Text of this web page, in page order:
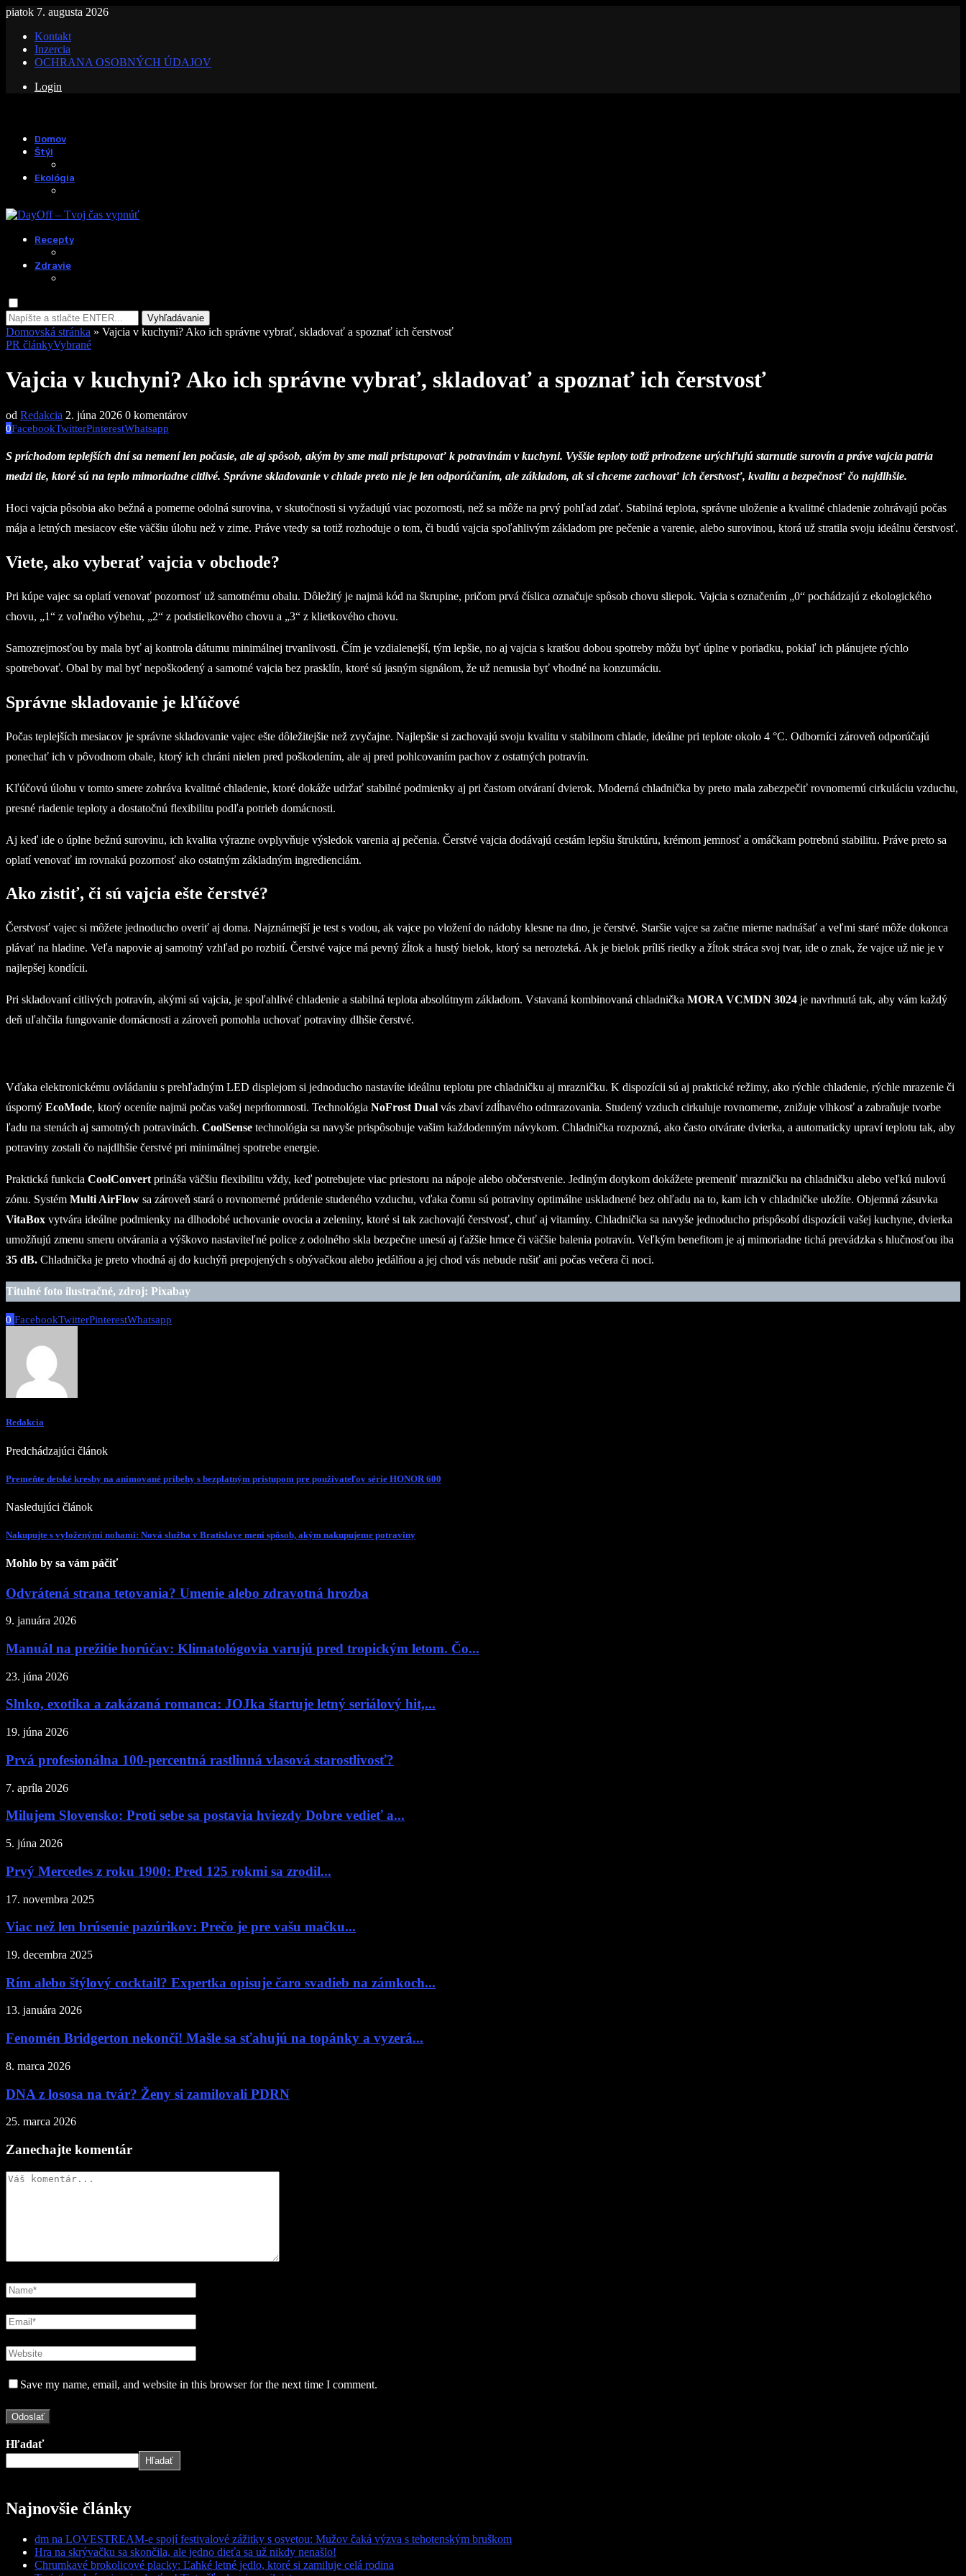
piatok 7. augusta 2026
Kontakt
Inzercia
OCHRANA OSOBNÝCH ÚDAJOV
Login
Domov
Štýl
Ekológia
Recepty
Zdravie
Vyhľadávanie
Domovská stránka » Vajcia v kuchyni? Ako ich správne vybrať, skladovať a spoznať ich čerstvosť
PR článkyVybrané
Vajcia v kuchyni? Ako ich správne vybrať, skladovať a spoznať ich čerstvosť
od Redakcia 2. júna 2026 0 komentárov
0FacebookTwitterPinterestWhatsapp
S príchodom teplejších dní sa nemení len počasie, ale aj spôsob, akým by sme mali pristupovať k potravinám v kuchyni. Vyššie teploty totiž prirodzene urýchľujú starnutie surovín a práve vajcia patria
medzi tie, ktoré sú na teplo mimoriadne citlivé. Správne skladovanie v chlade preto nie je len odporúčaním, ale základom, ak si chceme zachovať ich čerstvosť, kvalitu a bezpečnosť čo najdlhšie.
Hoci vajcia pôsobia ako bežná a pomerne odolná surovina, v skutočnosti si vyžadujú viac pozornosti, než sa môže na prvý pohľad zdať. Stabilná teplota, správne uloženie a kvalitné chladenie zohrávajú počas
mája a letných mesiacov ešte väčšiu úlohu než v zime. Práve vtedy sa totiž rozhoduje o tom, či budú vajcia spoľahlivým základom pre pečenie a varenie, alebo surovinou, ktorá už stratila svoju ideálnu čerstvosť.
Viete, ako vyberať vajcia v obchode?
Pri kúpe vajec sa oplatí venovať pozornosť už samotnému obalu. Dôležitý je najmä kód na škrupine, pričom prvá číslica označuje spôsob chovu sliepok. Vajcia s označením „0“ pochádzajú z ekologického
chovu, „1“ z voľného výbehu, „2“ z podstielkového chovu a „3“ z klietkového chovu.
Samozrejmosťou by mala byť aj kontrola dátumu minimálnej trvanlivosti. Čím je vzdialenejší, tým lepšie, no aj vajcia s kratšou dobou spotreby môžu byť úplne v poriadku, pokiaľ ich plánujete rýchlo
spotrebovať. Obal by mal byť nepoškodený a samotné vajcia bez prasklín, ktoré sú jasným signálom, že už nemusia byť vhodné na konzumáciu.
Správne skladovanie je kľúčové
Počas teplejších mesiacov je správne skladovanie vajec ešte dôležitejšie než zvyčajne. Najlepšie si zachovajú svoju kvalitu v stabilnom chlade, ideálne pri teplote okolo 4 °C. Odborníci zároveň odporúčajú
ponechať ich v pôvodnom obale, ktorý ich chráni nielen pred poškodením, ale aj pred pohlcovaním pachov z ostatných potravín.
Kľúčovú úlohu v tomto smere zohráva kvalitné chladenie, ktoré dokáže udržať stabilné podmienky aj pri častom otváraní dvierok. Moderná chladnička by preto mala zabezpečiť rovnomernú cirkuláciu vzduchu,
presné riadenie teploty a dostatočnú flexibilitu podľa potrieb domácnosti.
Aj keď ide o úplne bežnú surovinu, ich kvalita výrazne ovplyvňuje výsledok varenia aj pečenia. Čerstvé vajcia dodávajú cestám lepšiu štruktúru, krémom jemnosť a omáčkam potrebnú stabilitu. Práve preto sa
oplatí venovať im rovnakú pozornosť ako ostatným základným ingredienciám.
Ako zistiť, či sú vajcia ešte čerstvé?
Čerstvosť vajec si môžete jednoducho overiť aj doma. Najznámejší je test s vodou, ak vajce po vložení do nádoby klesne na dno, je čerstvé. Staršie vajce sa začne mierne nadnášať a veľmi staré môže dokonca
plávať na hladine. Veľa napovie aj samotný vzhľad po rozbití. Čerstvé vajce má pevný žĺtok a hustý bielok, ktorý sa nerozteká. Ak je bielok príliš riedky a žĺtok stráca svoj tvar, ide o znak, že vajce už nie je v
najlepšej kondícii.
Pri skladovaní citlivých potravín, akými sú vajcia, je spoľahlivé chladenie a stabilná teplota absolútnym základom. Vstavaná kombinovaná chladnička MORA VCMDN 3024 je navrhnutá tak, aby vám každý
deň uľahčila fungovanie domácnosti a zároveň pomohla uchovať potraviny dlhšie čerstvé.
Vďaka elektronickému ovládaniu s prehľadným LED displejom si jednoducho nastavíte ideálnu teplotu pre chladničku aj mrazničku. K dispozícii sú aj praktické režimy, ako rýchle chladenie, rýchle mrazenie či
úsporný EcoMode, ktorý oceníte najmä počas vašej neprítomnosti. Technológia NoFrost Dual vás zbaví zdĺhavého odmrazovania. Studený vzduch cirkuluje rovnomerne, znižuje vlhkosť a zabraňuje tvorbe
ľadu na stenách aj samotných potravinách. CoolSense technológia sa navyše prispôsobuje vašim každodenným návykom. Chladnička rozpozná, ako často otvárate dvierka, a automaticky upraví teplotu tak, aby
potraviny zostali čo najdlhšie čerstvé pri minimálnej spotrebe energie.
Praktická funkcia CoolConvert prináša väčšiu flexibilitu vždy, keď potrebujete viac priestoru na nápoje alebo občerstvenie. Jediným dotykom dokážete premeniť mrazničku na chladničku alebo veľkú nulovú
zónu. Systém Multi AirFlow sa zároveň stará o rovnomerné prúdenie studeného vzduchu, vďaka čomu sú potraviny optimálne uskladnené bez ohľadu na to, kam ich v chladničke uložíte. Objemná zásuvka
VitaBox vytvára ideálne podmienky na dlhodobé uchovanie ovocia a zeleniny, ktoré si tak zachovajú čerstvosť, chuť aj vitamíny. Chladnička sa navyše jednoducho prispôsobí dispozícii vašej kuchyne, dvierka
umožňujú zmenu smeru otvárania a výškovo nastaviteľné police z odolného skla bezpečne unesú aj ťažšie hrnce či väčšie balenia potravín. Veľkým benefitom je aj mimoriadne tichá prevádzka s hlučnosťou iba
35 dB. Chladnička je preto vhodná aj do kuchýň prepojených s obývačkou alebo jedálňou a jej chod vás nebude rušiť ani počas večera či noci.
Titulné foto ilustračné, zdroj: Pixabay
0 FacebookTwitterPinterestWhatsapp
Redakcia
Predchádzajúci článok
Premeňte detské kresby na animované príbehy s bezplatným prístupom pre používateľov série HONOR 600
Nasledujúci článok
Nakupujte s vyloženými nohami: Nová služba v Bratislave mení spôsob, akým nakupujeme potraviny
Mohlo by sa vám páčiť
Odvrátená strana tetovania? Umenie alebo zdravotná hrozba
9. januára 2026
Manuál na prežitie horúčav: Klimatológovia varujú pred tropickým letom. Čo...
23. júna 2026
Slnko, exotika a zakázaná romanca: JOJka štartuje letný seriálový hit,...
19. júna 2026
Prvá profesionálna 100-percentná rastlinná vlasová starostlivosť?
7. apríla 2026
Milujem Slovensko: Proti sebe sa postavia hviezdy Dobre vedieť a...
5. júna 2026
Prvý Mercedes z roku 1900: Pred 125 rokmi sa zrodil...
17. novembra 2025
Viac než len brúsenie pazúrikov: Prečo je pre vašu mačku...
19. decembra 2025
Rím alebo štýlový cocktail? Expertka opisuje čaro svadieb na zámkoch...
13. januára 2026
Fenomén Bridgerton nekončí! Mašle sa sťahujú na topánky a vyzerá...
8. marca 2026
DNA z lososa na tvár? Ženy si zamilovali PDRN
25. marca 2026
Zanechajte komentár
Save my name, email, and website in this browser for the next time I comment.
Hľadať
Hľadať
Najnovšie články
dm na LOVESTREAM-e spojí festivalové zážitky s osvetou: Mužov čaká výzva s tehotenským bruškom
Hra na skrývačku sa skončila, ale jedno dieťa sa už nikdy nenašlo!
Chrumkavé brokolicové placky: Ľahké letné jedlo, ktoré si zamiluje celá rodina